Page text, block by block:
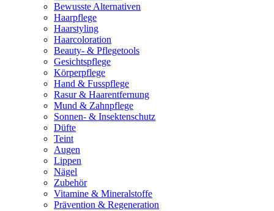
Bewusste Alternativen
Haarpflege
Haarstyling
Haarcoloration
Beauty- & Pflegetools
Gesichtspflege
Körperpflege
Hand & Fusspflege
Rasur & Haarentfernung
Mund & Zahnpflege
Sonnen- & Insektenschutz
Düfte
Teint
Augen
Lippen
Nägel
Zubehör
Vitamine & Mineralstoffe
Prävention & Regeneration